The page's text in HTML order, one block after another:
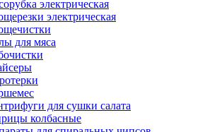
электрическая
электрическая
для мяса
для сушки салата
колбасные